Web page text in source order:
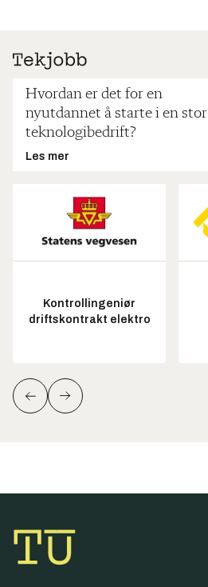
Hvordan er det for en
nyutdannet å starte i en stor
teknologibedrift?
Les mer
Kontrollingeniør
driftskontrakt elektro